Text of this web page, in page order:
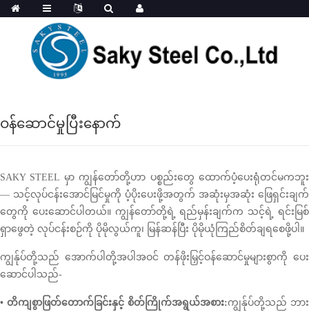
ဝန်ဆောင်မှုပြီးနောက်
SAKY STEEL မှာ ကျွန်တော်တို့ဟာ ပစ္စည်းတွေ ထောက်ပံ့ပေးရုံတင်မကဘူး
— သင့်လုပ်ငန်းအောင်မြင်မှုကို ပံ့ပိုးပေးဖို့အတွက် အဆုံးမှအဆုံး ဖြေရှင်းချက်
တွေကို ပေးဆောင်ပါတယ်။ ကျွန်တော်တို့ရဲ့ ရည်မှန်းချက်က သင့်ရဲ့ ရင်းမြစ်
ရှာဖွေတဲ့ လုပ်ငန်းစဉ်ကို ပိုမိုလွယ်ကူ၊ မြန်ဆန်ပြီး ပိုမိုယုံကြည်စိတ်ချရစေဖို့ပါ။
ကျွန်ုပ်တို့သည် အောက်ပါတို့အပါအဝင် တန်ဖိုးမြှင့်ဝန်ဆောင်မှုများစွာကို ပေး
ဆောင်ပါသည်-
• တိကျစွာဖြတ်တောက်ခြင်းနှင့် စိတ်ကြိုက်အရွယ်အစား:ကျွန်ုပ်တို့သည် ဘား